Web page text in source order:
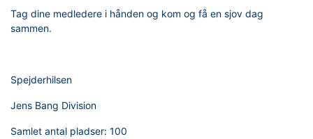
Tag dine medledere i hånden og kom og få en sjov dag
sammen.
Spejderhilsen
Jens Bang Division
Samlet antal pladser: 100